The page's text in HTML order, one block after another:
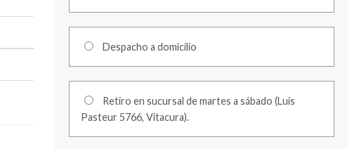
Despacho a domicilio
Retiro en sucursal de martes a sábado (Luis
Pasteur 5766, Vitacura).